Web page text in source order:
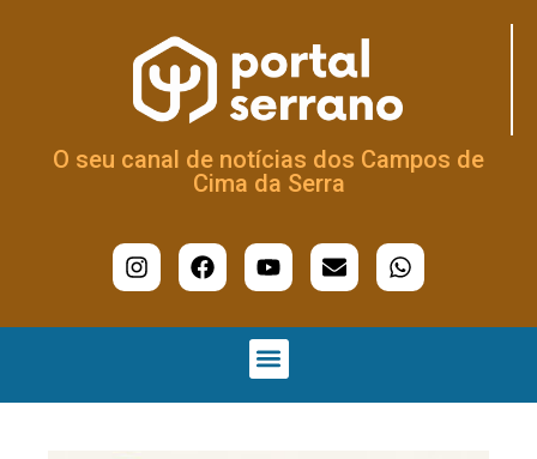
O seu canal de notícias dos Campos de
Cima da Serra